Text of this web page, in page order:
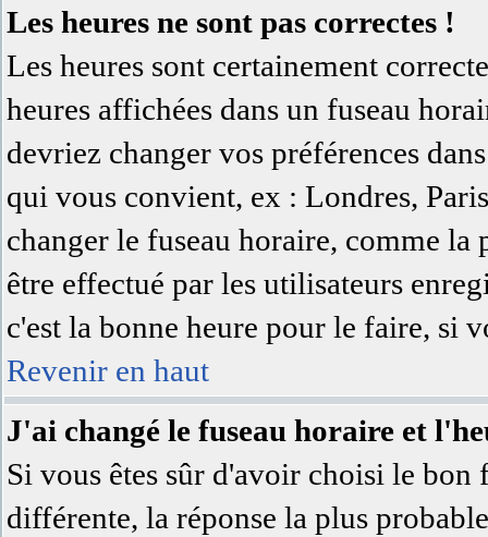
Les heures ne sont pas correctes !
Les heures sont certainement
heures affichées dans un fuseau
devriez changer vos préférences
qui vous convient, ex : Londres,
changer le fuseau horaire, comme
être effectué par les utilisateurs
c'est la bonne heure pour le faire, si
Revenir en haut
J'ai changé le fuseau horaire et
Si vous êtes sûr d'avoir choisi le bon
différente, la réponse la plus